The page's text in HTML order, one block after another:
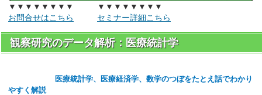
▼▼▼▼▼▼▼▼ ▼▼▼▼▼▼▼▼
お問合せはこちら
セミナー詳細こちら
観察研究のデータ解析：医療統計学
医療統計学、医療経済学、数学のつぼをたとえ話でわかり
やすく解説